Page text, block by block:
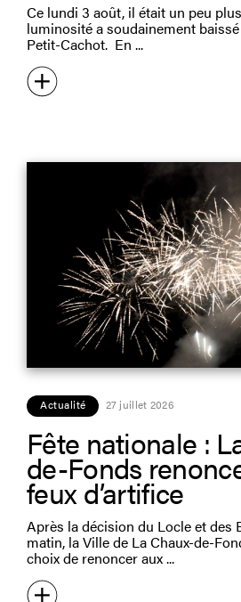
Ce lundi 3 août, il était un peu
luminosité a soudainement
Petit-Cachot. En
Actualité 27 juillet 2026
Fête nationale :
de-Fonds
feux d’artifice
Après la décision du Locle et des
matin, la Ville de La Chaux-de-
choix de renoncer aux